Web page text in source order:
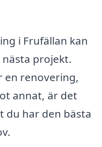
i Frufällan kan
projekt.
en renovering,
annat, är det
du har den bästa